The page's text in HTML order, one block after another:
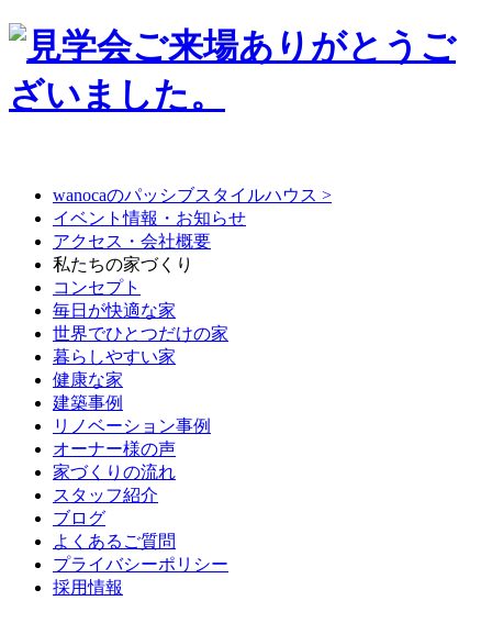
wanocaのパッシブスタイルハウス >
イベント情報・お知らせ
アクセス・会社概要
私たちの家づくり
コンセプト
毎日が快適な家
世界でひとつだけの家
暮らしやすい家
健康な家
建築事例
リノベーション事例
オーナー様の声
家づくりの流れ
スタッフ紹介
ブログ
よくあるご質問
プライバシーポリシー
採用情報